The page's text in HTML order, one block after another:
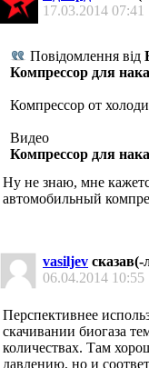
17.03.2014 07:41
Повідомлення від
Компрессор для
Компрессор от
Видео
Компрессор для
Ну не знаю, мне
автомобильный
vasiljev сказав(-
06.04.2014 10:55
Перспективнее
скачивании биогаза
количествах. Там
давлению, но и